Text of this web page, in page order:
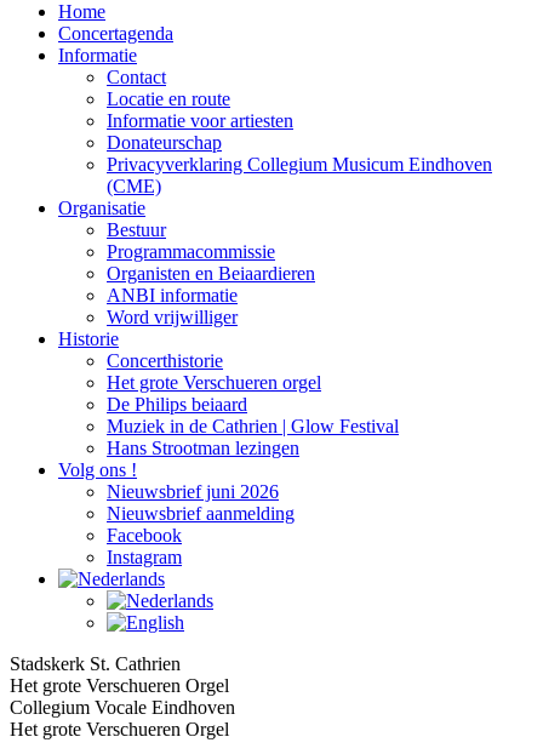
Home
Concertagenda
Informatie
Contact
Locatie en route
Informatie voor artiesten
Donateurschap
Privacyverklaring Collegium Musicum Eindhoven
(CME)
Organisatie
Bestuur
Programmacommissie
Organisten en Beiaardieren
ANBI informatie
Word vrijwilliger
Historie
Concerthistorie
Het grote Verschueren orgel
De Philips beiaard
Muziek in de Cathrien | Glow Festival
Hans Strootman lezingen
Volg ons !
Nieuwsbrief juni 2026
Nieuwsbrief aanmelding
Facebook
Instagram
Stadskerk St. Cathrien
Het grote Verschueren Orgel
Collegium Vocale Eindhoven
Het grote Verschueren Orgel